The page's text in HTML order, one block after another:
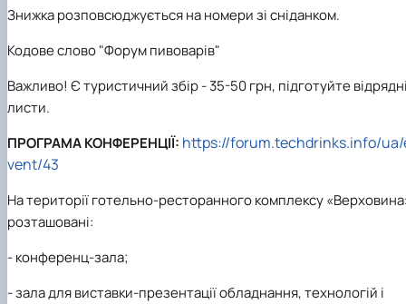
Знижка розповсюджується на номери зі сніданком.
Кодове слово "Форум пивоварів"
Важливо! Є туристичний збір - 35-50 грн, підготуйте
листи.
ПРОГРАМА КОНФЕРЕНЦІЇ: https://forum.techdrinks.info/ua/
vent/43
На території готельно-ресторанного комплексу
розташовані:
- конференц-зала;
- зала для виставки-презентації обладнання, технологій і